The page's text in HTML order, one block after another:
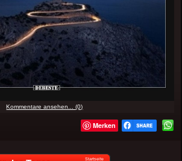
Kommentare ansehen... (0)
Merken
Startseite